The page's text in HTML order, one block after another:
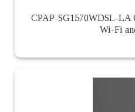
CPAP-SG1570WDSL-
Wi-Fi